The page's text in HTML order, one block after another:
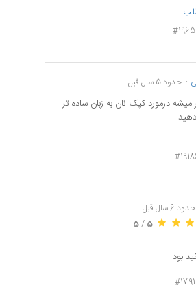
حدود 5 سال قبل
میشه درمورد کپک نان به زبان ساده تر
حدود 6 سال قبل
5
/
5
بود